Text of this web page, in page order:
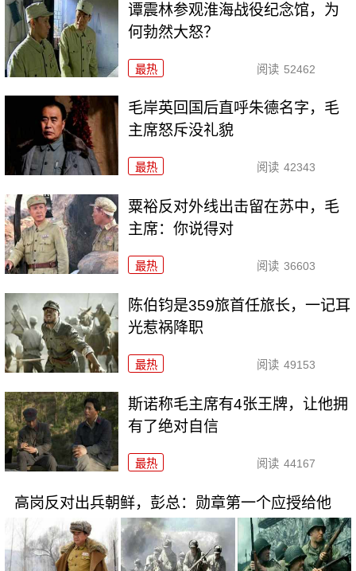
谭震林参观淮海战役纪念馆，为
何勃然大怒？
最热 阅读 52462
毛岸英回国后直呼朱德名字，毛
主席怒斥没礼貌
最热 阅读 42343
粟裕反对外线出击留在苏中，毛
主席：你说得对
最热 阅读 36603
陈伯钧是359旅首任旅长，一记耳
光惹祸降职
最热 阅读 49153
斯诺称毛主席有4张王牌，让他拥
有了绝对自信
最热 阅读 44167
高岗反对出兵朝鲜，彭总：勋章第一个应授给他